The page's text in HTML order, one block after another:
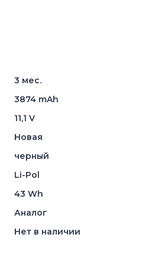
3 мес.
3874 mAh
11,1 V
Новая
черный
Li-Pol
43 Wh
Аналог
Нет в наличии